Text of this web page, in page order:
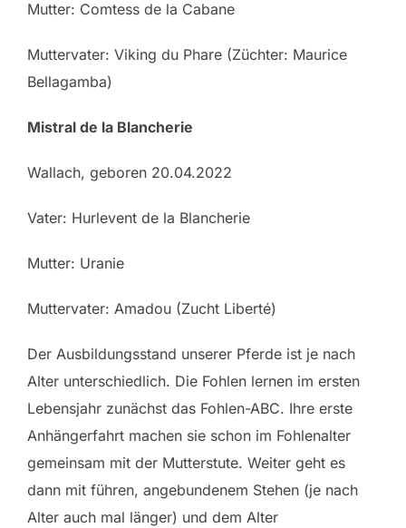
Mutter: Comtess de la Cabane
Muttervater: Viking du Phare (Züchter: Maurice
Bellagamba)
Mistral de la Blancherie
Wallach, geboren 20.04.2022
Vater: Hurlevent de la Blancherie
Mutter: Uranie
Muttervater: Amadou (Zucht Liberté)
Der Ausbildungsstand unserer Pferde ist je nach
Alter unterschiedlich. Die Fohlen lernen im ersten
Lebensjahr zunächst das Fohlen-ABC. Ihre erste
Anhängerfahrt machen sie schon im Fohlenalter
gemeinsam mit der Mutterstute. Weiter geht es
dann mit führen, angebundenem Stehen (je nach
Alter auch mal länger) und dem Alter